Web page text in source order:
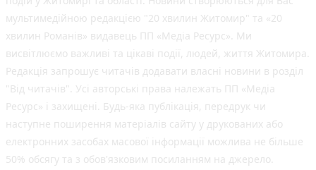
мультимедійною редакцією "20 хвилин Житомир" та «20
хвилин Романів» видавець ПП «Медіа Ресурс». Ми
висвітлюємо важливі та цікаві події, людей, життя Житомира.
Редакція запрошує читачів додавати власні новини в розділ
"Від читачів". Усі авторські права належать ПП «Медіа
Ресурс» і захищені. Будь-яка публiкацiя, передрук чи
наступне поширення матеріалів сайту у друкованих або
електронних засобах масової інформації можлива не більше
50% обсягу та з обов'язковим посиланням на джерело.